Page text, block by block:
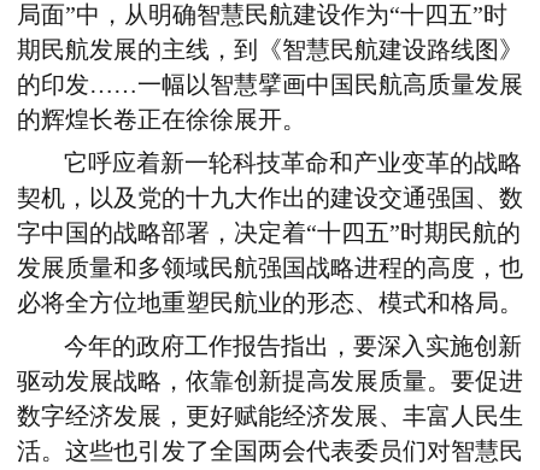
局面”中，从明确智慧民航建设作为“十四五”时
期民航发展的主线，到《智慧民航建设路线图》
的印发……一幅以智慧擘画中国民航高质量发展
的辉煌长卷正在徐徐展开。
它呼应着新一轮科技革命和产业变革的战略
契机，以及党的十九大作出的建设交通强国、数
字中国的战略部署，决定着“十四五”时期民航的
发展质量和多领域民航强国战略进程的高度，也
必将全方位地重塑民航业的形态、模式和格局。
今年的政府工作报告指出，要深入实施创新
驱动发展战略，依靠创新提高发展质量。要促进
数字经济发展，更好赋能经济发展、丰富人民生
活。这些也引发了全国两会代表委员们对智慧民